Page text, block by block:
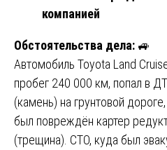
компанией
Обстоятельства дела: 🚙
Автомобиль Toyota Land
пробег 240 000 км, попал в
(камень) на грунтовой
был повреждён картер
(трещина). СТО, куда был